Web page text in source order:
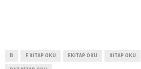
B E KITAP OKU EKITAP OKU KITAP OKU